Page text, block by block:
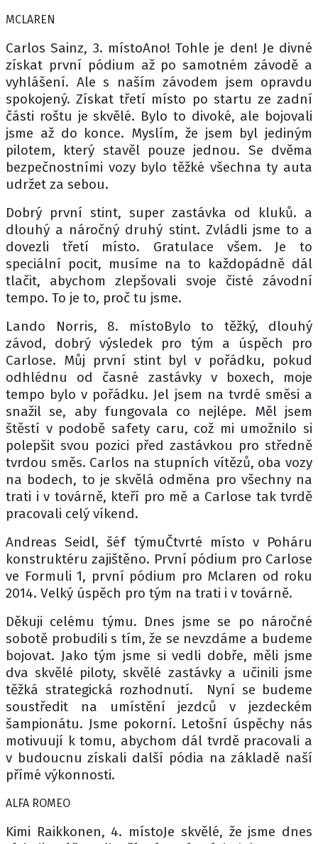
MCLAREN
Carlos Sainz, 3. místoAno! Tohle je den! Je divné
získat první pódium až po samotném závodě a
vyhlášení. Ale s naším závodem jsem opravdu
spokojený. Získat třetí místo po startu ze zadní
části roštu je skvělé. Bylo to divoké, ale bojovali
jsme až do konce. Myslím, že jsem byl jediným
pilotem, který stavěl pouze jednou. Se dvěma
bezpečnostními vozy bylo těžké všechna ty auta
udržet za sebou.
Dobrý první stint, super zastávka od kluků. a
dlouhý a náročný druhý stint. Zvládli jsme to a
dovezli třetí místo. Gratulace všem. Je to
speciální pocit, musíme na to každopádně dál
tlačit, abychom zlepšovali svoje čisté závodní
tempo. To je to, proč tu jsme.
Lando Norris, 8. místoBylo to těžký, dlouhý
závod, dobrý výsledek pro tým a úspěch pro
Carlose. Můj první stint byl v pořádku, pokud
odhlédnu od časné zastávky v boxech, moje
tempo bylo v pořádku. Jel jsem na tvrdé směsi a
snažil se, aby fungovala co nejlépe. Měl jsem
štěstí v podobě safety caru, což mi umožnilo si
polepšit svou pozici před zastávkou pro středně
tvrdou směs. Carlos na stupních vítězů, oba vozy
na bodech, to je skvělá odměna pro všechny na
trati i v továrně, kteří pro mě a Carlose tak tvrdě
pracovali celý víkend.
Andreas Seidl, šéf týmuČtvrté místo v Poháru
konstruktéru zajištěno. První pódium pro Carlose
ve Formuli 1, první pódium pro Mclaren od roku
2014. Velký úspěch pro tým na trati i v továrně.
Děkuji celému týmu. Dnes jsme se po náročné
sobotě probudili s tím, že se nevzdáme a budeme
bojovat. Jako tým jsme si vedli dobře, měli jsme
dva skvělé piloty, skvělé zastávky a učinili jsme
těžká strategická rozhodnutí. Nyní se budeme
soustředit na umístění jezdců v jezdeckém
šampionátu. Jsme pokorní. Letošní úspěchy nás
motivuují k tomu, abychom dál tvrdě pracovali a
v budoucnu získali další pódia na základě naší
přímé výkonnosti.
ALFA ROMEO
Kimi Raikkonen, 4. místoJe skvělé, že jsme dnes